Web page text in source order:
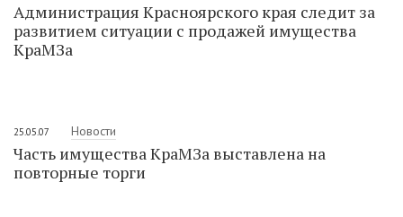
Администрация Красноярского края следит за
развитием ситуации с продажей имущества
КраМЗа
25.05.07 Новости
Часть имущества КраМЗа выставлена на
повторные торги